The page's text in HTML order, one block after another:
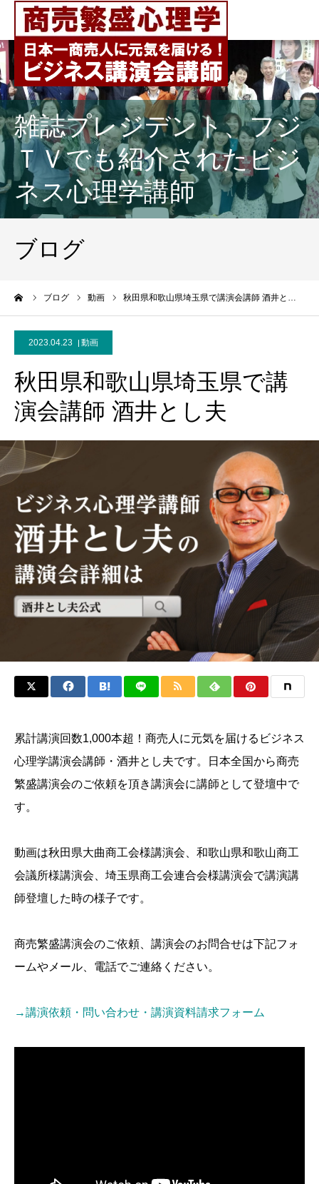
雑誌プレジデント、フジ
ＴＶでも紹介されたビジ
ネス心理学講師
ブログ
ブログ 動画 秋田県和歌山県埼玉県で講演会講師 酒井と…
2023.04.23 動画
秋田県和歌山県埼玉県で講
演会講師 酒井とし夫
累計講演回数1,000本超！商売人に元気を届けるビジネス
心理学講演会講師・酒井とし夫です。日本全国から商売
繁盛講演会のご依頼を頂き講演会に講師として登壇中で
す。
動画は秋田県大曲商工会様講演会、和歌山県和歌山商工
会議所様講演会、埼玉県商工会連合会様講演会で講演講
師登壇した時の様子です。
商売繁盛講演会のご依頼、講演会のお問合せは下記フォ
ームやメール、電話でご連絡ください。
→講演依頼・問い合わせ・講演資料請求フォーム